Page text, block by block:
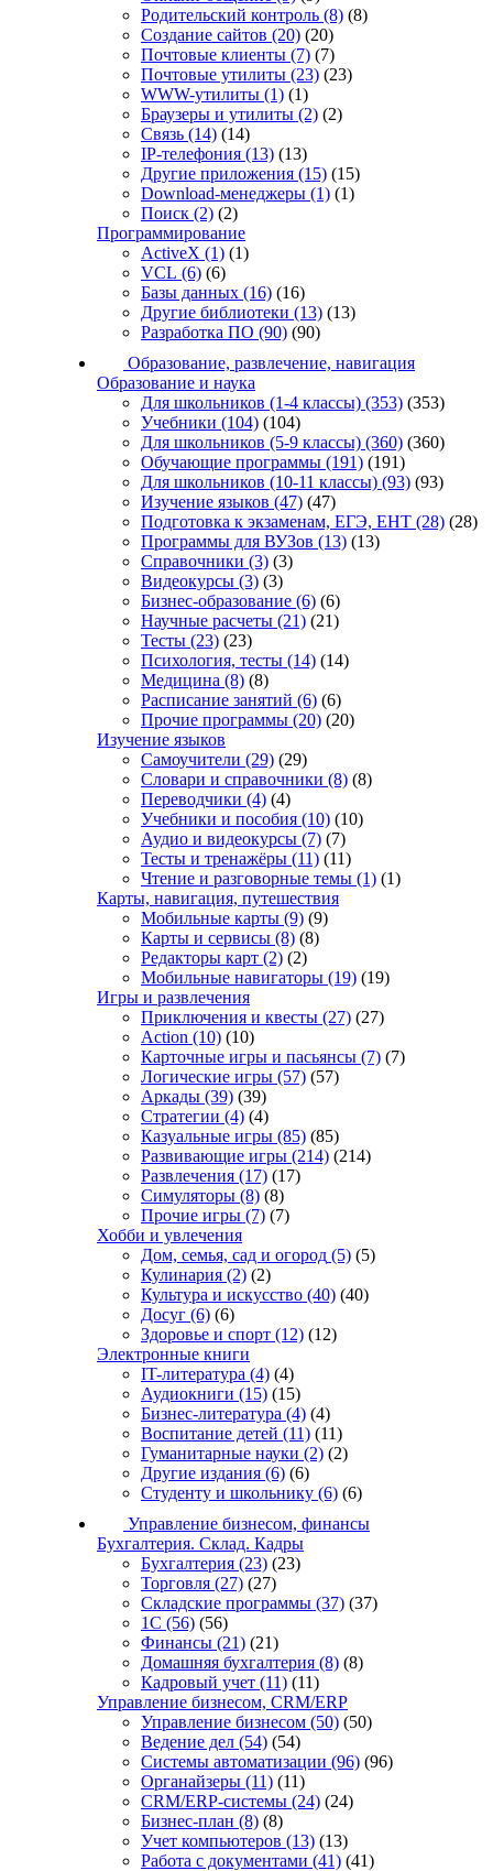
Родительский контроль (8) (8)
Создание сайтов (20) (20)
Почтовые клиенты (7) (7)
Почтовые утилиты (23) (23)
WWW-утилиты (1) (1)
Браузеры и утилиты (2) (2)
Связь (14) (14)
IP-телефония (13) (13)
Другие приложения (15) (15)
Download-менеджеры (1) (1)
Поиск (2) (2)
Программирование
ActiveX (1) (1)
VCL (6) (6)
Базы данных (16) (16)
Другие библиотеки (13) (13)
Разработка ПО (90) (90)
Образование, развлечение, навигация
Образование и наука
Для школьников (1-4 классы) (353) (353)
Учебники (104) (104)
Для школьников (5-9 классы) (360) (360)
Обучающие программы (191) (191)
Для школьников (10-11 классы) (93) (93)
Изучение языков (47) (47)
Подготовка к экзаменам, ЕГЭ, ЕНТ (28) (28)
Программы для ВУЗов (13) (13)
Справочники (3) (3)
Видеокурсы (3) (3)
Бизнес-образование (6) (6)
Научные расчеты (21) (21)
Тесты (23) (23)
Психология, тесты (14) (14)
Медицина (8) (8)
Расписание занятий (6) (6)
Прочие программы (20) (20)
Изучение языков
Самоучители (29) (29)
Словари и справочники (8) (8)
Переводчики (4) (4)
Учебники и пособия (10) (10)
Аудио и видеокурсы (7) (7)
Тесты и тренажёры (11) (11)
Чтение и разговорные темы (1) (1)
Карты, навигация, путешествия
Мобильные карты (9) (9)
Карты и сервисы (8) (8)
Редакторы карт (2) (2)
Мобильные навигаторы (19) (19)
Игры и развлечения
Приключения и квесты (27) (27)
Action (10) (10)
Карточные игры и пасьянсы (7) (7)
Логические игры (57) (57)
Аркады (39) (39)
Стратегии (4) (4)
Казуальные игры (85) (85)
Развивающие игры (214) (214)
Развлечения (17) (17)
Симуляторы (8) (8)
Прочие игры (7) (7)
Хобби и увлечения
Дом, семья, сад и огород (5) (5)
Кулинария (2) (2)
Культура и искусство (40) (40)
Досуг (6) (6)
Здоровье и спорт (12) (12)
Электронные книги
IT-литература (4) (4)
Аудиокниги (15) (15)
Бизнес-литература (4) (4)
Воспитание детей (11) (11)
Гуманитарные науки (2) (2)
Другие издания (6) (6)
Студенту и школьнику (6) (6)
Управление бизнесом, финансы
Бухгалтерия. Склад. Кадры
Бухгалтерия (23) (23)
Торговля (27) (27)
Складские программы (37) (37)
1С (56) (56)
Финансы (21) (21)
Домашняя бухгалтерия (8) (8)
Кадровый учет (11) (11)
Управление бизнесом, CRM/ERP
Управление бизнесом (50) (50)
Ведение дел (54) (54)
Системы автоматизации (96) (96)
Органайзеры (11) (11)
CRM/ERP-системы (24) (24)
Бизнес-план (8) (8)
Учет компьютеров (13) (13)
Работа с документами (41) (41)